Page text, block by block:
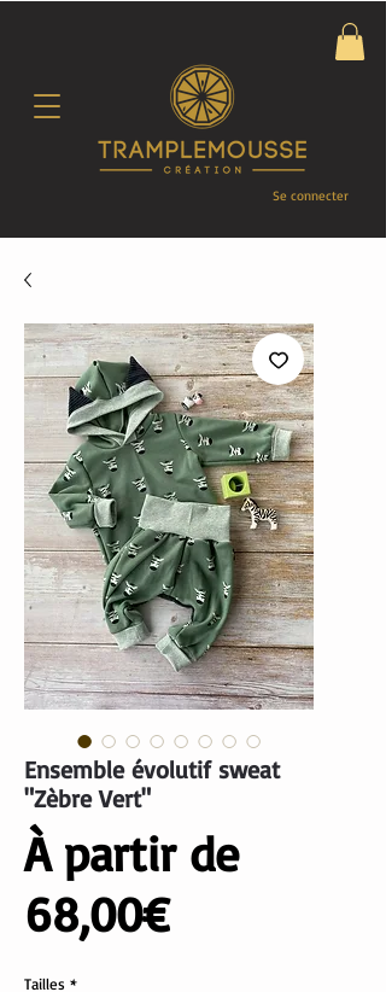
Se connecter
Ensemble évolutif sweat
"Zèbre Vert"
À partir de
68,00€Prix
Tailles *